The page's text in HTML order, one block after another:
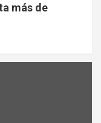
más de